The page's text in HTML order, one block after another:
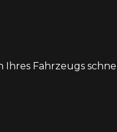
Fahrzeugs